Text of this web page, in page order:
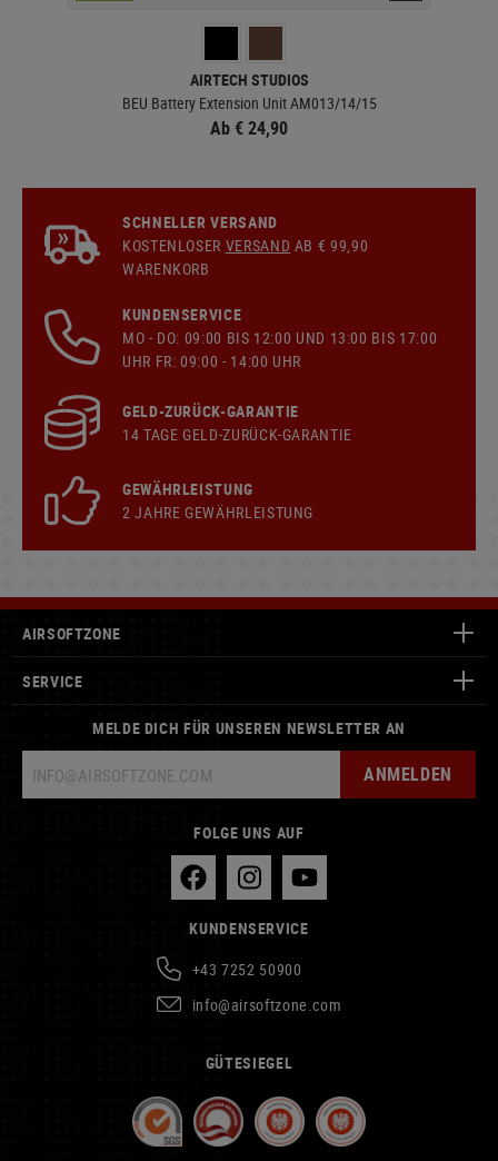
AIRTECH STUDIOS
BEU Battery Extension Unit AM013/14/15
Ab € 24,90
SCHNELLER VERSAND
KOSTENLOSER VERSAND AB € 99,90
WARENKORB
KUNDENSERVICE
MO - DO: 09:00 BIS 12:00 UND 13:00 BIS 17:00
UHR FR: 09:00 - 14:00 UHR
GELD-ZURÜCK-GARANTIE
14 TAGE GELD-ZURÜCK-GARANTIE
GEWÄHRLEISTUNG
2 JAHRE GEWÄHRLEISTUNG
AIRSOFTZONE
SERVICE
MELDE DICH FÜR UNSEREN NEWSLETTER AN
ANMELDEN
FOLGE UNS AUF
KUNDENSERVICE
+43 7252 50900
info@airsoftzone.com
GÜTESIEGEL